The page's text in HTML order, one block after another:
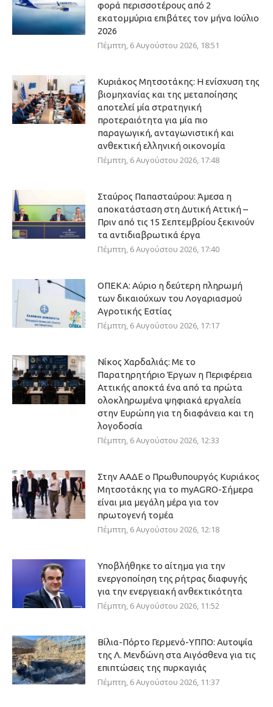
φορά περισσοτέρους από 2
εκατομμύρια επιβάτες τον μήνα Ιούλιο
2026
Πέμπτη, 6 Αυγούστου 2026, 18:51
Κυριάκος Μητσοτάκης: Η ενίσχυση της
βιομηχανίας και της μεταποίησης
αποτελεί μία στρατηγική
προτεραιότητα για μία πιο
παραγωγική, ανταγωνιστική και
ανθεκτική ελληνική οικονομία
Πέμπτη, 6 Αυγούστου 2026, 17:48
Σταύρος Παπασταύρου: Άμεσα η
αποκατάσταση στη Δυτική Αττική –
Πριν από τις 15 Σεπτεμβρίου ξεκινούν
τα αντιδιαβρωτικά έργα
Πέμπτη, 6 Αυγούστου 2026, 17:40
ΟΠΕΚΑ: Αύριο η δεύτερη πληρωμή
των δικαιούχων του Λογαριασμού
Αγροτικής Εστίας
Πέμπτη, 6 Αυγούστου 2026, 17:17
Νίκος Χαρδαλιάς: Με το
Παρατηρητήριο Έργων η Περιφέρεια
Αττικής αποκτά ένα από τα πρώτα
ολοκληρωμένα ψηφιακά εργαλεία
στην Ευρώπη για τη διαφάνεια και τη
λογοδοσία
Πέμπτη, 6 Αυγούστου 2026, 12:33
Στην ΑΑΔΕ ο Πρωθυπουργός Κυριάκος
Μητσοτάκης για το myAGRO-Σήμερα
είναι μια μεγάλη μέρα για τον
πρωτογενή τομέα
Πέμπτη, 6 Αυγούστου 2026, 12:18
Υποβλήθηκε το αίτημα για την
ενεργοποίηση της ρήτρας διαφυγής
για την ενεργειακή ανθεκτικότητα
Πέμπτη, 6 Αυγούστου 2026, 11:52
Βίλια-Πόρτο Γερμενό-ΥΠΠΟ: Αυτοψία
της Λ. Μενδώνη στα Αιγόσθενα για τις
επιπτώσεις της πυρκαγιάς
Πέμπτη, 6 Αυγούστου 2026, 11:37